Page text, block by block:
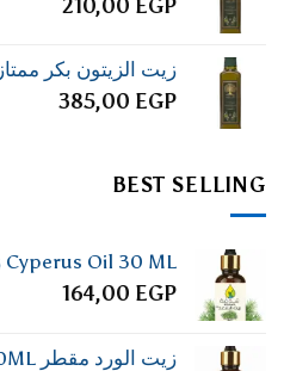
210,00 EGP
زيت الزيتون بكر ممتاز 500 مل
385,00 EGP
BEST SELLING
Cyperus Oil 30 ML زيت السُعد
164,00 EGP
زيت الورد مقطر Distilled ROSE OIL 30ML